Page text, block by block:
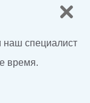
наш специалист
время.